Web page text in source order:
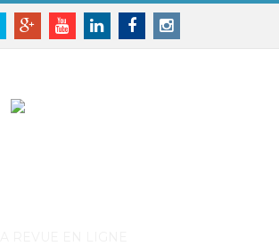
des cookies
TwitterGoogle+YoutubeLinkedinFacebookInstagram